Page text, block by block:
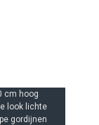
cm hoog
look lichte
gordijnen